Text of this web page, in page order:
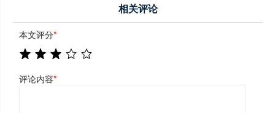
相关评论
本文评分*
评论内容*